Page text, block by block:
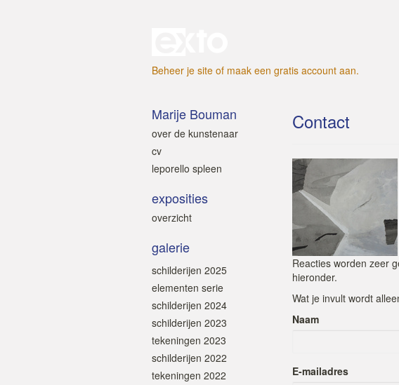
Beheer je site of maak een gratis account aan.
Contact
Reacties worden zeer
hieronder.
Wat je invult wordt
Naam
E-mailadres
Marije Bouman
over de kunstenaar
cv
leporello spleen
exposities
overzicht
galerie
schilderijen 2025
elementen serie
schilderijen 2024
schilderijen 2023
tekeningen 2023
schilderijen 2022
tekeningen 2022